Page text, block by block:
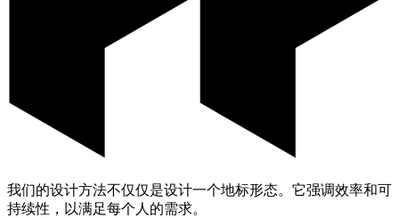
我们的设计方法不仅仅是设计一个地标形态。它强调效率和可
持续性，以满足每个人的需求。